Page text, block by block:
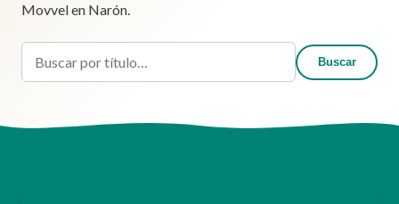
Movvel en Narón.
Buscar en el blog
Buscar